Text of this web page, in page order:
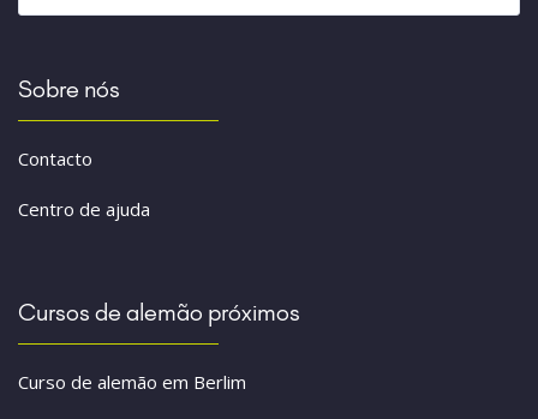
Sobre nós
Contacto
Centro de ajuda
Cursos de alemão próximos
Curso de alemão em Berlim